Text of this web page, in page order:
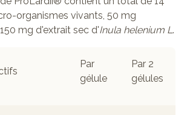
organismes vivants, 50 mg
mg d'extrait sec d'Inula helenium L .
Par
gélule
Par 2
gélules